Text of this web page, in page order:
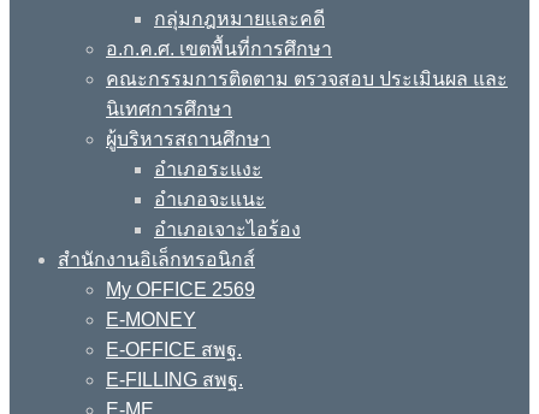
กลุ่มกฎหมายและคดี
อ.ก.ค.ศ. เขตพื้นที่การศึกษา
คณะกรรมการติดตาม ตรวจสอบ ประเมินผล และ
นิเทศการศึกษา
ผู้บริหารสถานศึกษา
อำเภอระแงะ
อำเภอจะแนะ
อำเภอเจาะไอร้อง
สำนักงานอิเล็กทรอนิกส์
My OFFICE 2569
E-MONEY
E-OFFICE สพฐ.
E-FILLING สพฐ.
E-ME